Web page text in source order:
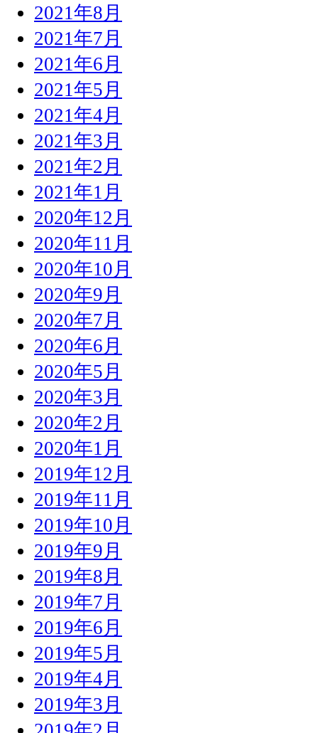
2021年8月
2021年7月
2021年6月
2021年5月
2021年4月
2021年3月
2021年2月
2021年1月
2020年12月
2020年11月
2020年10月
2020年9月
2020年7月
2020年6月
2020年5月
2020年3月
2020年2月
2020年1月
2019年12月
2019年11月
2019年10月
2019年9月
2019年8月
2019年7月
2019年6月
2019年5月
2019年4月
2019年3月